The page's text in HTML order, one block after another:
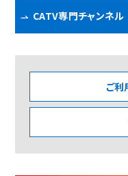
CATV専門チャンネル
ご利